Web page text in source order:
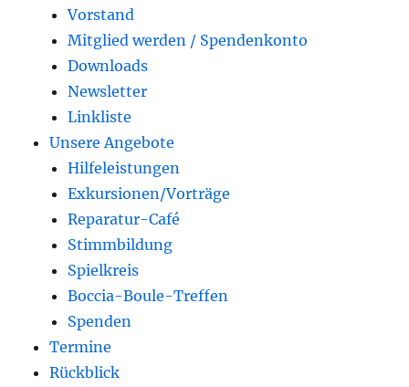
Vorstand
Mitglied werden / Spendenkonto
Downloads
Newsletter
Linkliste
Unsere Angebote
Hilfeleistungen
Exkursionen/Vorträge
Reparatur-Café
Stimmbildung
Spielkreis
Boccia-Boule-Treffen
Spenden
Termine
Rückblick